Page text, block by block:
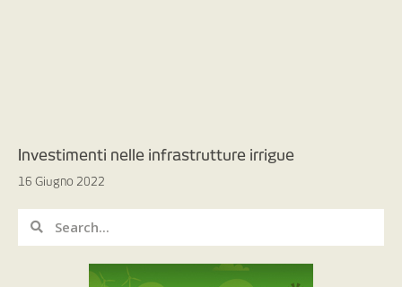
Investimenti nelle infrastrutture irrigue
16 Giugno 2022